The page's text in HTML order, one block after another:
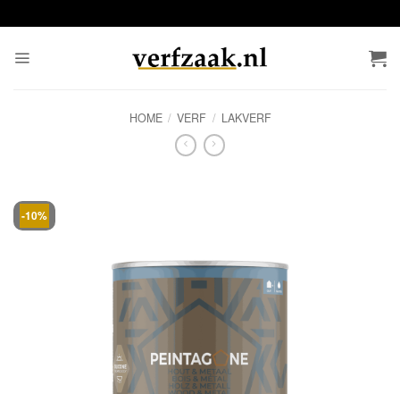
naar
HOME / VERF / LAKVERF
-10%